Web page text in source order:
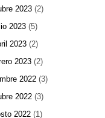
2023 (2)
2023 (5)
2023(2)
2023(2)
2022(3)
2022 (3)
2022 (1)